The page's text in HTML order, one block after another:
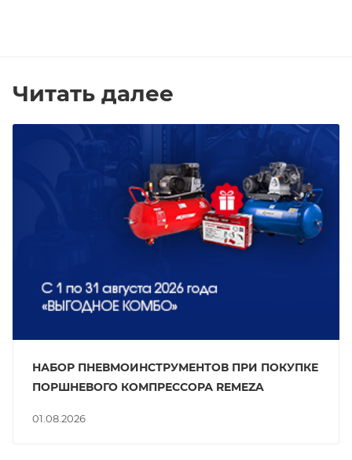
Читать далее
01.08.2026
НАБОР ПНЕВМОИНСТРУМЕНТОВ ПРИ ПОКУПКЕ
ПОРШНЕВОГО КОМПРЕССОРА REMEZA